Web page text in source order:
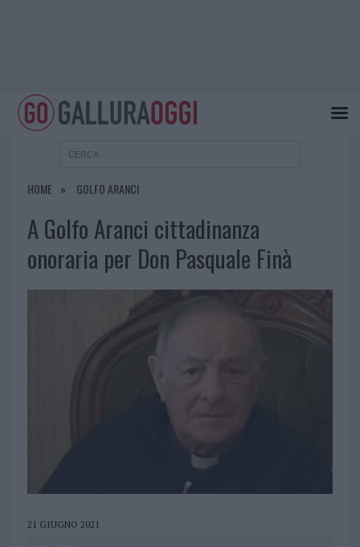
HOME GOLFO ARANCI
A Golfo Aranci cittadinanza
onoraria per Don Pasquale Finà
21 GIUGNO 2021